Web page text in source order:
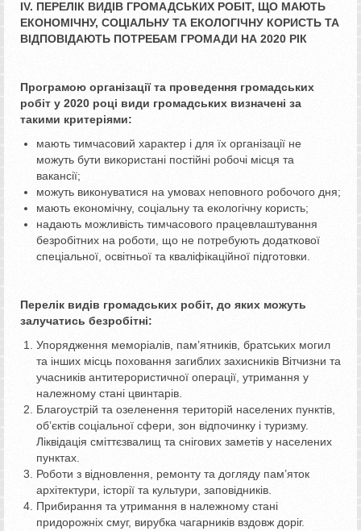
ІV. ПЕРЕЛІК ВИДІВ ГРОМАДСЬКИХ РОБІТ, ЩО МАЮТЬ
ЕКОНОМІЧНУ, СОЦІАЛЬНУ ТА ЕКОЛОГІЧНУ КОРИСТЬ ТА
ВІДПОВІДАЮТЬ ПОТРЕБАМ ГРОМАДИ НА 2020 РІК
Програмою організації та проведення громадських
робіт у 2020 році види громадських визначені за
такими критеріями:
мають тимчасовий характер і для їх організації не
можуть бути використані постійні робочі місця та
вакансії;
можуть виконуватися на умовах неповного робочого дня;
мають економічну, соціальну та екологічну користь;
надають можливість тимчасового працевлаштування
безробітних на роботи, що не потребують додаткової
спеціальної, освітньої та кваліфікаційної підготовки.
Перелік видів громадських робіт, до яких можуть
залучатись безробітні:
Упорядження меморіалів, пам’ятників, братських могил
та інших місць поховання загиблих захисників Вітчизни та
учасників антитерористичної операції, утримання у
належному стані цвинтарів.
Благоустрій та озеленення територій населених пунктів,
об’єктів соціальної сфери, зон відпочинку і туризму.
Ліквідація сміттєзвалищ та снігових заметів у населених
пунктах.
Роботи з відновлення, ремонту та догляду пам’яток
архітектури, історії та культури, заповідників.
Прибирання та утримання в належному стані
придорожніх смуг, вирубка чагарників вздовж доріг.